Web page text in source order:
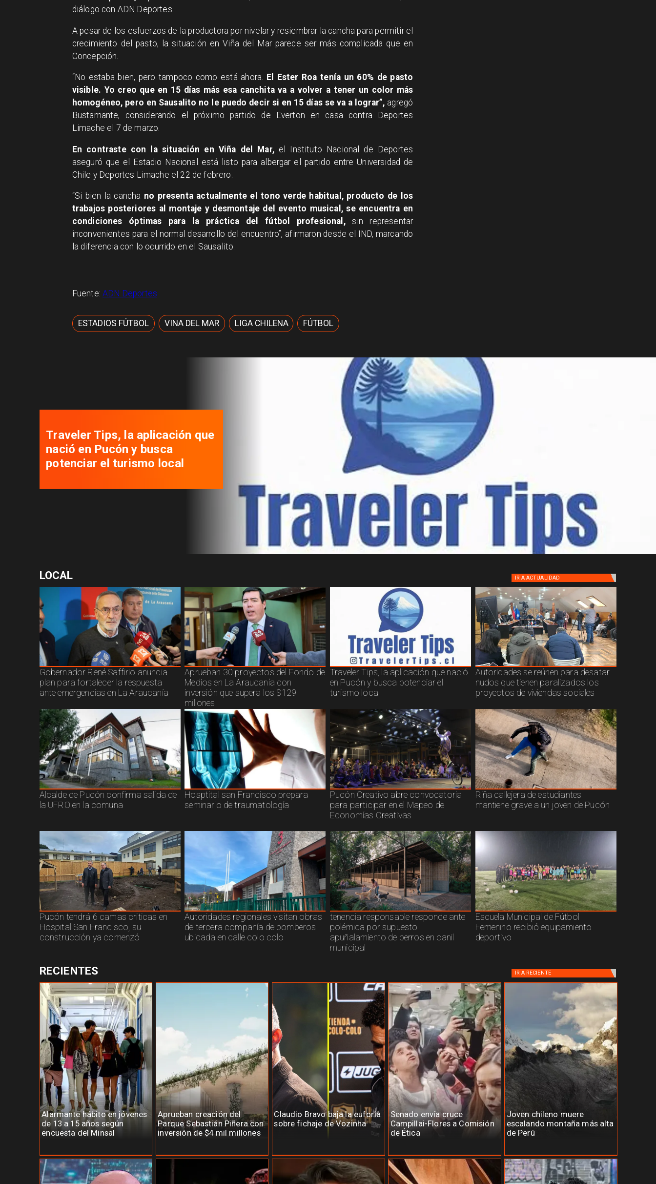
diálogo con ADN Deportes.
A pesar de los esfuerzos de la productora por nivelar y resiembrar la cancha para permitir el
crecimiento del pasto, la situación en Viña del Mar parece ser más complicada que en
Concepción.
“No estaba bien, pero tampoco como está ahora. El Ester Roa tenía un 60% de pasto
visible. Yo creo que en 15 días más esa canchita va a volver a tener un color más
homogéneo, pero en Sausalito no le puedo decir si en 15 días se va a lograr”, agregó
Bustamante, considerando el próximo partido de Everton en casa contra Deportes
Limache el 7 de marzo.
En contraste con la situación en Viña del Mar,el Instituto Nacional de Deportes
aseguró que el Estadio Nacional está listo para albergar el partido entre Universidad de
Chile y Deportes Limache el 22 de febrero.
“Si bien la cancha no presenta actualmente el tono verde habitual, producto de los
trabajos posteriores al montaje y desmontaje del evento musical, se encuentra en
condiciones óptimas para la práctica del fútbol profesional,sin representar
inconvenientes para el normal desarrollo del encuentro”, afirmaron desde el IND, marcando
la diferencia con lo ocurrido en el Sausalito.
Fuente:ADN Deportes
ESTADIOS FÚTBOL VINA DEL MAR LIGA CHILENA FÚTBOL
Traveler Tips, la aplicación que
nació en Pucón y busca
potenciar el turismo local
LOCAL IR A ACTUALIDAD
Gobernador René Saffirio anuncia
plan para fortalecer la respuesta
ante emergencias en La Araucanía
Aprueban 30 proyectos del Fondo de
Medios en La Araucanía con
inversión que supera los $129
millones
Traveler Tips, la aplicación que nació
en Pucón y busca potenciar el
turismo local
Autoridades se reúnen para desatar
nudos que tienen paralizados los
proyectos de viviendas sociales
Alcalde de Pucón confirma salida de
la UFRO en la comuna
Hosptital san Francisco prepara
seminario de traumatología
Pucón Creativo abre convocatoria
para participar en el Mapeo de
Economías Creativas
Riña callejera de estudiantes
mantiene grave a un joven de Pucón
Pucón tendrá 6 camas criticas en
Hospital San Francisco, su
construcción ya comenzó
Autoridades regionales visitan obras
de tercera compañía de bomberos
ubicada en calle colo colo
tenencia responsable responde ante
polémica por supuesto
apuñalamiento de perros en canil
municipal
Escuela Municipal de Fútbol
Femenino recibió equipamiento
deportivo
Alarmante hábito en jóvenes
de 13 a 15 años según
encuesta del Minsal
Aprueban creación del
Parque Sebastián Piñera con
inversión de $4 mil millones
Claudio Bravo baja la euforia
sobre fichaje de Vozinha
Senado envía cruce
Campillai-Flores a Comisión
de Ética
Joven chileno muere
escalando montaña más alta
de Perú
RECIENTES IR A RECIENTE